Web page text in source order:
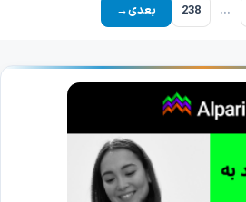
… برگه
238 بعدی→